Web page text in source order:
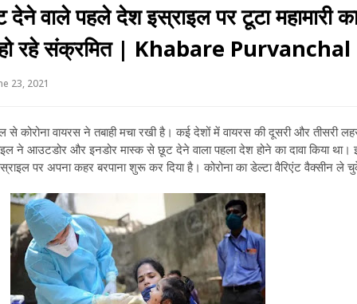
देने वाले पहले देश इस्राइल पर टूटा महामारी
रहे संक्रमित | Khabare Purvanchal
23, 2021
कोरोना वायरस ने तबाही मचा रखी है। कई देशों में वायरस की दूसरी और तीसरी
ने आउटडोर और इनडोर मास्क से छूट देने वाला पहला देश होने का दावा किया
पर अपना कहर बरपाना शुरू कर दिया है। कोरोना का डेल्टा वैरिएंट वैक्सीन ले